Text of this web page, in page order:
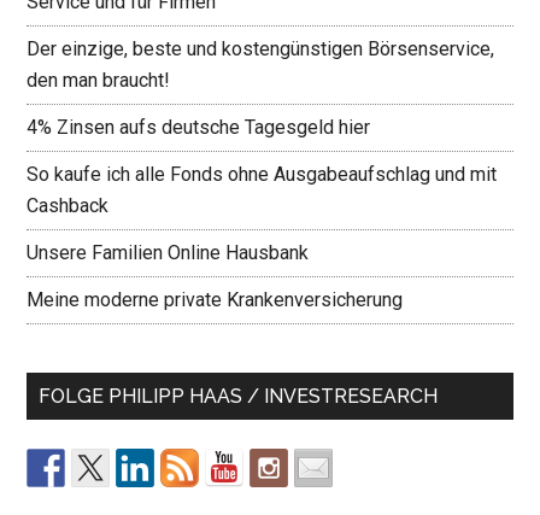
Der einzige, beste und kostengünstigen Börsenservice,
den man braucht!
4% Zinsen aufs deutsche Tagesgeld hier
So kaufe ich alle Fonds ohne Ausgabeaufschlag und mit
Cashback
Unsere Familien Online Hausbank
Meine moderne private Krankenversicherung
FOLGE PHILIPP HAAS / INVESTRESEARCH